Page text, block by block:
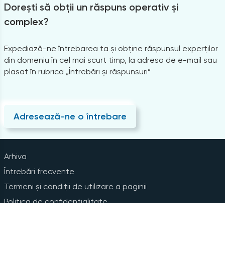
Dorești să obții un răspuns operativ și
complex?
Expediază-ne întrebarea ta și obține răspunsul experților
din domeniu în cel mai scurt timp, la adresa de e-mail sau
plasat în rubrica „Întrebări și răspunsuri”
Adresează-ne o întrebare
Arhiva
Întrebări frecvente
Termeni și condiții de utilizare a paginii
Politica de confidențialitate